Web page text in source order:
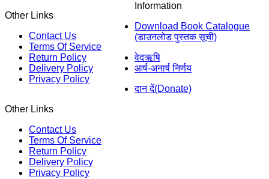
Other Links
Contact Us
Terms Of Service
Return Policy
Delivery Policy
Privacy Policy
Information
Download Book Catalogue
(डाउनलोड पुस्तक सूची)
वेदऋषि
आर्ष-अनार्ष निर्णय
दान दें(Donate)
Other Links
Contact Us
Terms Of Service
Return Policy
Delivery Policy
Privacy Policy